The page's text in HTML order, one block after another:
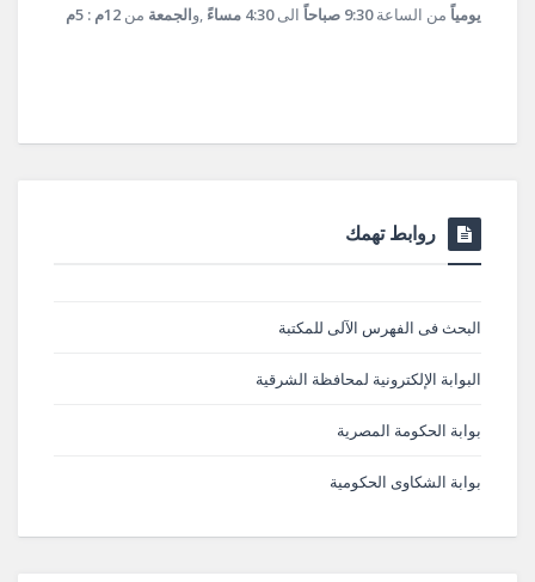
يومياً من الساعة9:30 صباحاً الى4:30 مساءً ,والجمعة من 12م : 5م
روابط تهمك
البحث فى الفهرس الآلى للمكتبة
البوابة الإلكترونية لمحافظة الشرقية
بوابة الحكومة المصرية
بوابة الشكاوى الحكومية